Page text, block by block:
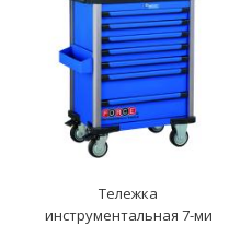
Тележка
инструментальная 7-ми